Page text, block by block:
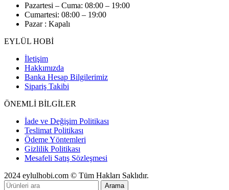
Pazartesi – Cuma: 08:00 – 19:00
Cumartesi: 08:00 – 19:00
Pazar : Kapalı
EYLÜL HOBİ
İletişim
Hakkımızda
Banka Hesap Bilgilerimiz
Sipariş Takibi
ÖNEMLİ BİLGİLER
İade ve Değişim Politikası
Teslimat Politikası
Ödeme Yöntemleri
Gizlilik Politikası
Mesafeli Satış Sözleşmesi
2024 eylulhobi.com © Tüm Hakları Saklıdır.
Arama